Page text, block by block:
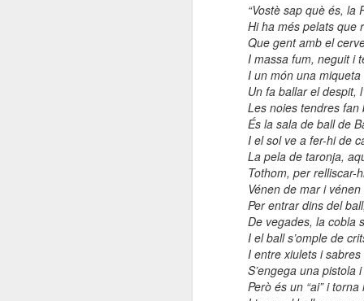
“Vostè sap què és, la
Hi ha més pelats que
Que gent amb el
I massa fum, neguit i
I un món una
Un fa ballar el despit,
Les noies tendres fan
És la sala de ball de
I el sol ve a fer-hi de
La pela de taronja,
Tothom, per relliscar-
Vénen de mar i
Per entrar dins del
De vegades, la cobla
I el ball s’omple de
I entre xiulets i
S’engega una pistola
Però és un “ai” i torna